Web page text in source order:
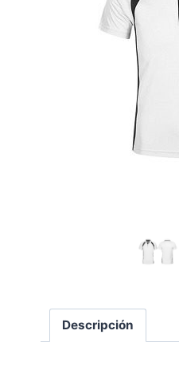
Descripción